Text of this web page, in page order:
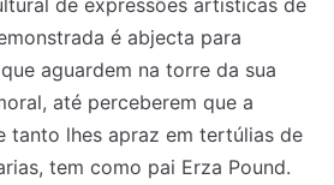
é abjecta para
aguardem na torre da sua
até perceberem que a
tanto lhes apraz em tertúlias de
tem como pai Erza Pound.